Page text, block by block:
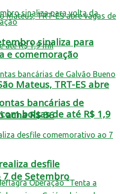
Mateus, TRT-ES abre
bolsas de até R$ 1,9
sinaliza para
e comemoração
bancárias de
acha R$ 36
desfile
de Setembro